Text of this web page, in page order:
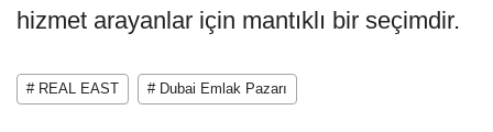
hizmet arayanlar için mantıklı bir seçimdir.
# REAL EAST # Dubai Emlak Pazarı